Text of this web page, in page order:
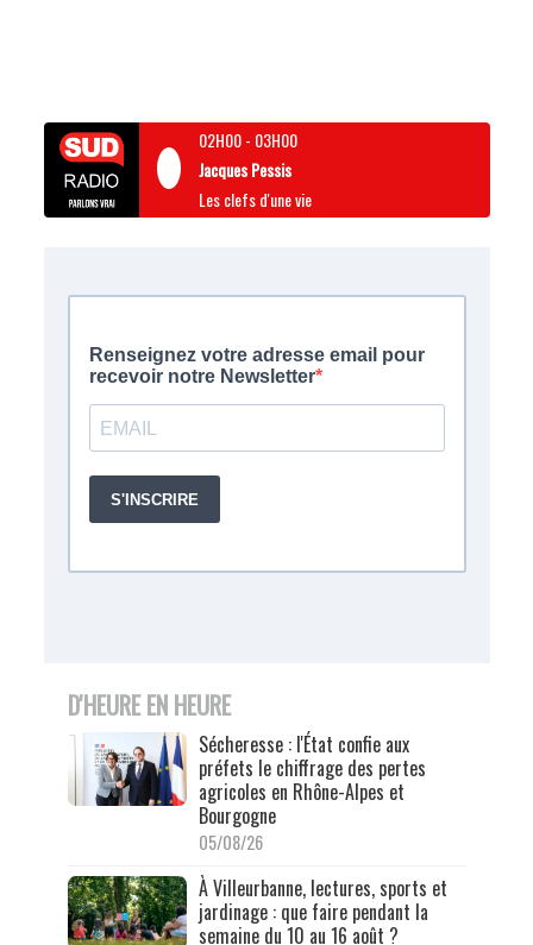
02H00- 03H00
Jacques Pessis
Les clefs d'une vie
D'HEURE EN HEURE
Sécheresse : l'État confie aux
préfets le chiffrage des pertes
agricoles en Rhône-Alpes et
Bourgogne
05/08/26
À Villeurbanne, lectures, sports et
jardinage : que faire pendant la
semaine du 10 au 16 août ?